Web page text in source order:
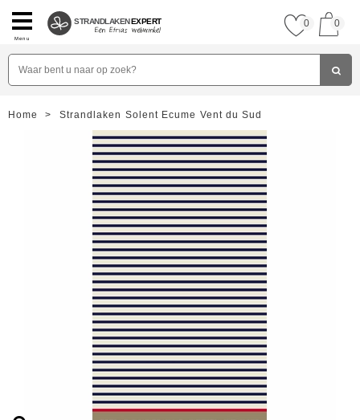
Menu
STRANDLAKENEXPERT 0 0
Home > Strandlaken Solent Ecume Vent du Sud